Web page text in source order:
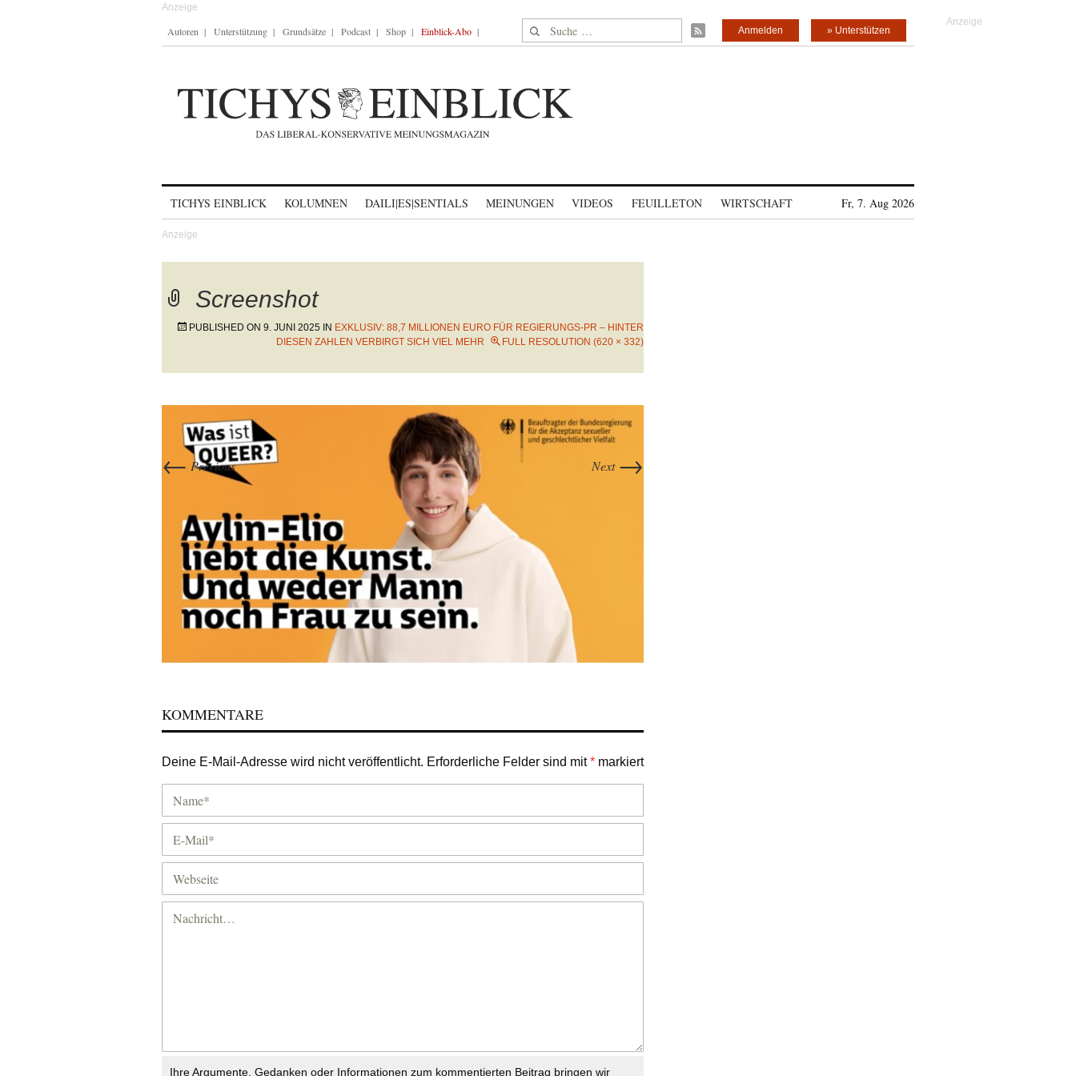
Autoren Unterstützung Grundsätze Podcast Shop Einblick-Abo Suche nach: » Unterstützen
Anmelden
TICHYS EINBLICK KOLUMNEN DAILI|ES|SENTIALS MEINUNGEN VIDEOS FEUILLETON WIRTSCHAFT Fr, 7. Aug 2026
Screenshot
PUBLISHED ON 9. JUNI 2025 IN EXKLUSIV: 88,7 MILLIONEN EURO FÜR REGIERUNGS-PR – HINTER
DIESEN ZAHLEN VERBIRGT SICH VIEL MEHR
FULL RESOLUTION (620 × 332)
← Previous Next →
KOMMENTARE
Deine E-Mail-Adresse wird nicht veröffentlicht. Erforderliche Felder sind mit* markiert
Ihre Argumente, Gedanken oder Informationen zum kommentierten Beitrag bringen wir